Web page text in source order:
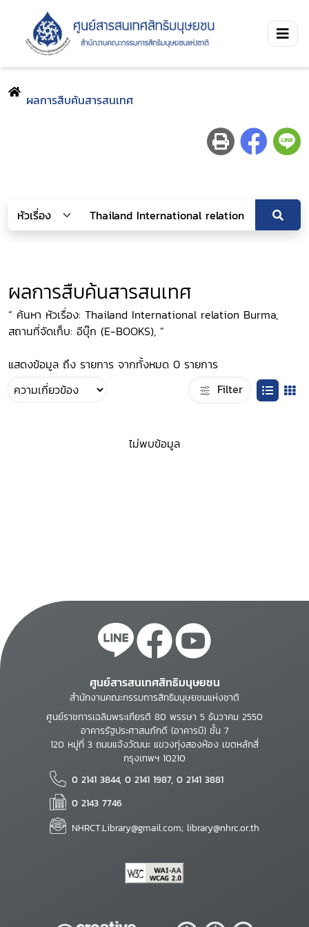
ผลการสืบค้นสารสนเทศ
ผลการสืบค้นสารสนเทศ
“ ค้นหา หัวเรื่อง: Thailand International relation Burma,
สถานที่จัดเก็บ: อีบุ๊ก (E-BOOKS), ”
แสดงข้อมูล ถึง รายการ จากทั้งหมด 0 รายการ
Filter
ไม่พบข้อมูล
ศูนย์สารสนเทศสิทธิมนุษยชน
สำนักงานคณะกรรมการสิทธิมนุษยชนแห่งชาติ
ศูนย์ราชการเฉลิมพระเกียรติ 80 พรรษา 5 ธันวาคม 2550
อาคารรัฐประศาสนภักดี (อาคารบี) ชั้น 7
120 หมู่ที่ 3 ถนนแจ้งวัฒนะ แขวงทุ่งสองห้อง เขตหลักสี่
กรุงเทพฯ 10210
0 2141 3844, 0 2141 1987, 0 2141 3881
0 2143 7746
NHRCT.Library@gmail.com; library@nhrc.or.th